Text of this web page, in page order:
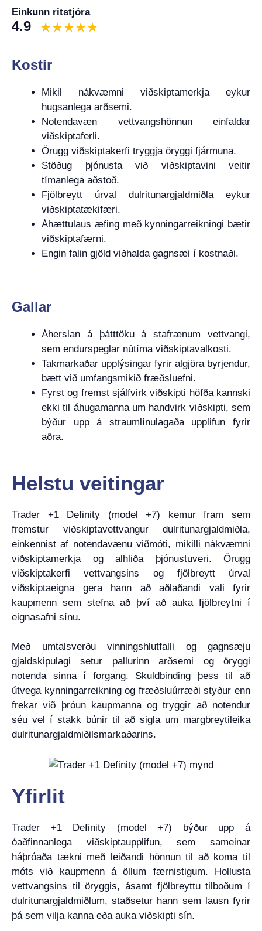
Einkunn ritstjóra
4.9
Kostir
Mikil nákvæmni viðskiptamerkja eykur
hugsanlega arðsemi.
Notendavæn vettvangshönnun einfaldar
viðskiptaferli.
Örugg viðskiptakerfi tryggja öryggi fjármuna.
Stöðug þjónusta við viðskiptavini veitir
tímanlega aðstoð.
Fjölbreytt úrval dulritunargjaldmiðla eykur
viðskiptatækifæri.
Áhættulaus æfing með kynningarreikningi bætir
viðskiptafærni.
Engin falin gjöld viðhalda gagnsæi í kostnaði.
Gallar
Áherslan á þátttöku á stafrænum vettvangi,
sem endurspeglar nútíma viðskiptavalkosti.
Takmarkaðar upplýsingar fyrir algjöra byrjendur,
bætt við umfangsmikið fræðsluefni.
Fyrst og fremst sjálfvirk viðskipti höfða kannski
ekki til áhugamanna um handvirk viðskipti, sem
býður upp á straumlínulagaða upplifun fyrir
aðra.
Helstu veitingar
Trader +1 Definity (model +7) kemur fram sem
fremstur viðskiptavettvangur dulritunargjaldmiðla,
einkennist af notendavænu viðmóti, mikilli nákvæmni
viðskiptamerkja og alhliða þjónustuveri. Örugg
viðskiptakerfi vettvangsins og fjölbreytt úrval
viðskiptaeigna gera hann að aðlaðandi vali fyrir
kaupmenn sem stefna að því að auka fjölbreytni í
eignasafni sínu.
Með umtalsverðu vinningshlutfalli og gagnsæju
gjaldskipulagi setur pallurinn arðsemi og öryggi
notenda sinna í forgang. Skuldbinding þess til að
útvega kynningarreikning og fræðsluúrræði styður enn
frekar við þróun kaupmanna og tryggir að notendur
séu vel í stakk búnir til að sigla um margbreytileika
dulritunargjaldmiðilsmarkaðarins.
Yfirlit
Trader +1 Definity (model +7) býður upp á
óaðfinnanlega viðskiptaupplifun, sem sameinar
háþróaða tækni með leiðandi hönnun til að koma til
móts við kaupmenn á öllum færnistigum. Hollusta
vettvangsins til öryggis, ásamt fjölbreyttu tilboðum í
dulritunargjaldmiðlum, staðsetur hann sem lausn fyrir
þá sem vilja kanna eða auka viðskipti sín.